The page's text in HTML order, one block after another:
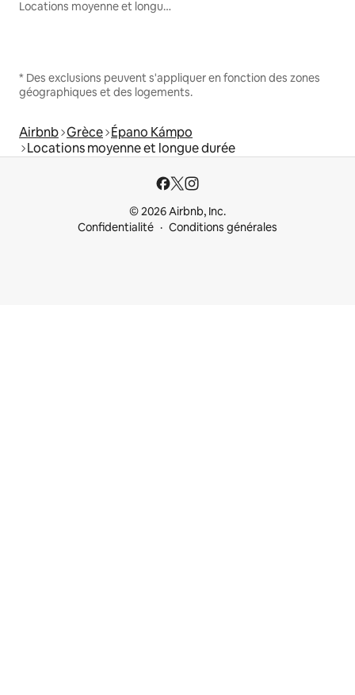
Locations moyenne et longue durée
* Des exclusions peuvent s'appliquer en fonction des zones
géographiques et des logements.
Airbnb Grèce Épano Kámpo
Locations moyenne et longue durée
© 2026 Airbnb, Inc.
Confidentialité
Conditions générales